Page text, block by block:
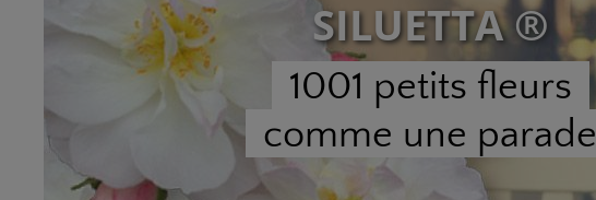
SILUETTA ®
1001 petits fleurs
comme une parade